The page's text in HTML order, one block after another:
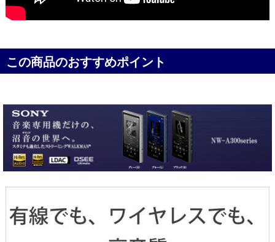
この商品のおすすめポイント